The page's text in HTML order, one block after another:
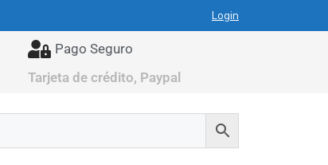
Login
Pago Seguro
Tarjeta de crédito, Paypal